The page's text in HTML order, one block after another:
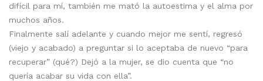
difícil para mí, también me mató la autoestima y el alma por
muchos años.
Finalmente salí adelante y cuando mejor me sentí, regresó
(viejo y acabado) a preguntar si lo aceptaba de nuevo “para
recuperar” (qué?) Dejó a la mujer, se dio cuenta que “no
quería acabar su vida con ella”.